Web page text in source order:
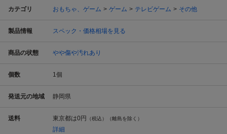
カテゴリ おもちゃ、ゲーム ゲーム テレビゲーム その他
製品情報 スペック・価格相場を見る
商品の状態 やや傷や汚れあり
個数 1個
発送元の地域 静岡県
送料 東京都は0円 （税込）（離島を除く）
詳細